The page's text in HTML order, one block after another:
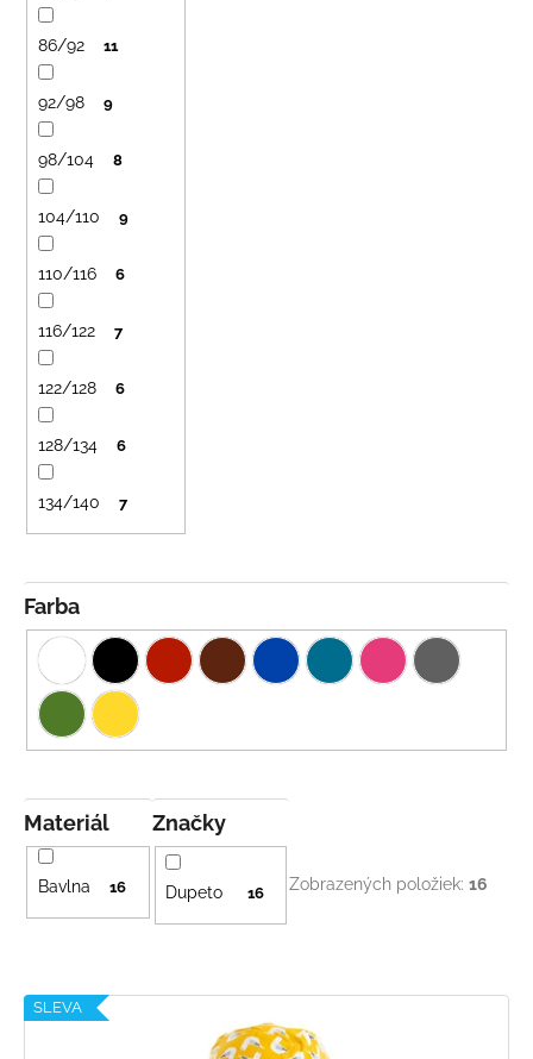
o
Značky
Dupeto 16
Farba
Materiál
Bavlna 16
86/92 11
92/98 9
98/104 8
104/110 9
110/116 6
116/122 7
122/128 6
128/134 6
134/140 7
Zobrazených položiek:16
VSLEVA
m
NOHAVICE
ŽLTÉ
€29